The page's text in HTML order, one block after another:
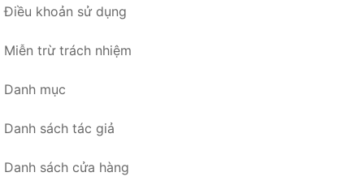
Điều khoản sử dụng
Miễn trừ trách nhiệm
Danh mục
Danh sách tác giả
Danh sách cửa hàng